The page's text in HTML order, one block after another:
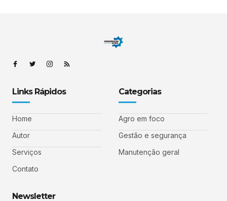
Links Rápidos
Home
Autor
Serviços
Contato
Categorias
Agro em foco
Gestão e segurança
Manutenção geral
Newsletter